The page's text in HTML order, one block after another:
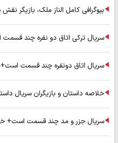
بیوگرافی کامل الناز ملک، بازیگر
سریال ترکی اتاق دو نفره چند
سریال اتاق دونفره چند قسمت
خلاصه داستان و بازیگران سریال
سریال جزر و مد چند قسمت است+